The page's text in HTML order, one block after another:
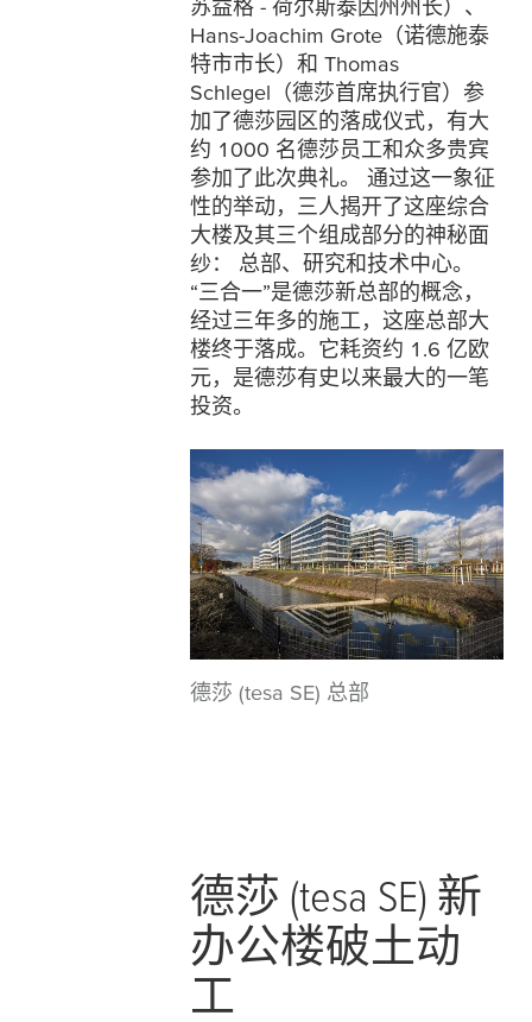
苏益格 - 荷尔斯泰因州州长）、
Hans-Joachim Grote（诺德施泰
特市市长）和 Thomas
Schlegel（德莎首席执行官）参
加了德莎园区的落成仪式，有大
约 1000 名德莎员工和众多贵宾
参加了此次典礼。 通过这一象征
性的举动，三人揭开了这座综合
大楼及其三个组成部分的神秘面
纱： 总部、研究和技术中心。
“三合一”是德莎新总部的概念，
经过三年多的施工，这座总部大
楼终于落成。它耗资约 1.6 亿欧
元，是德莎有史以来最大的一笔
投资。
德莎 (tesa SE) 总部
德莎 (tesa SE) 新
办公楼破土动
工